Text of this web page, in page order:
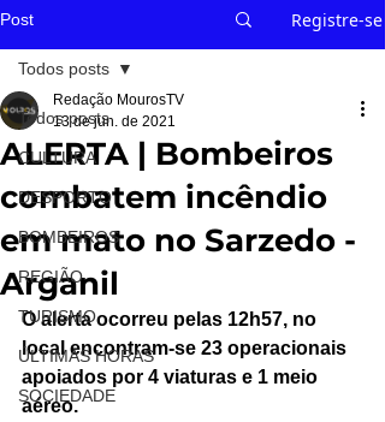
Post Registre-se
Todos posts
CULTURA
DESPORTO
BOMBEIROS
REGIÃO
TURISMO
ÚLTIMAS HORAS
SOCIEDADE
Todos posts
ALERTA | Bombeiros
combatem incêndio
em mato no Sarzedo -
Arganil
Redação MourosTV
13 de jun. de 2021
O alerta ocorreu pelas 12h57, no
local encontram-se 23 operacionais
apoiados por 4 viaturas e 1 meio
aéreo.